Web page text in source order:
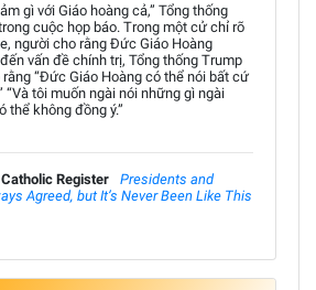
gì với Giáo hoàng cả,” Tổng thống
cuộc họp báo. Trong một cử chỉ rõ
người cho rằng Đức Giáo Hoàng
vấn đề chính trị, Tổng thống Trump
“Đức Giáo Hoàng có thể nói bất cứ
“Và tôi muốn ngài nói những gì ngài
thể không đồng ý.”
Register
Presidents and
Agreed, but It’s Never Been Like This